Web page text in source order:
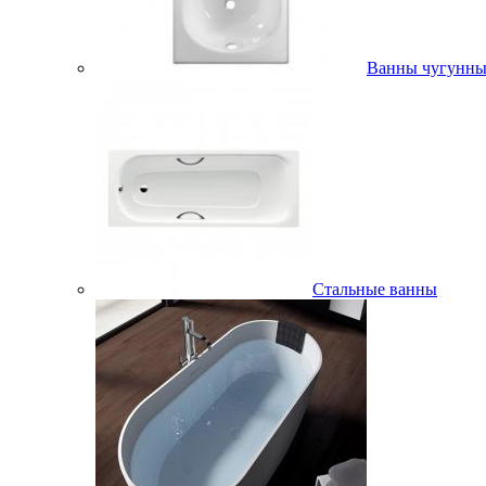
Ванны
Стальные ванны